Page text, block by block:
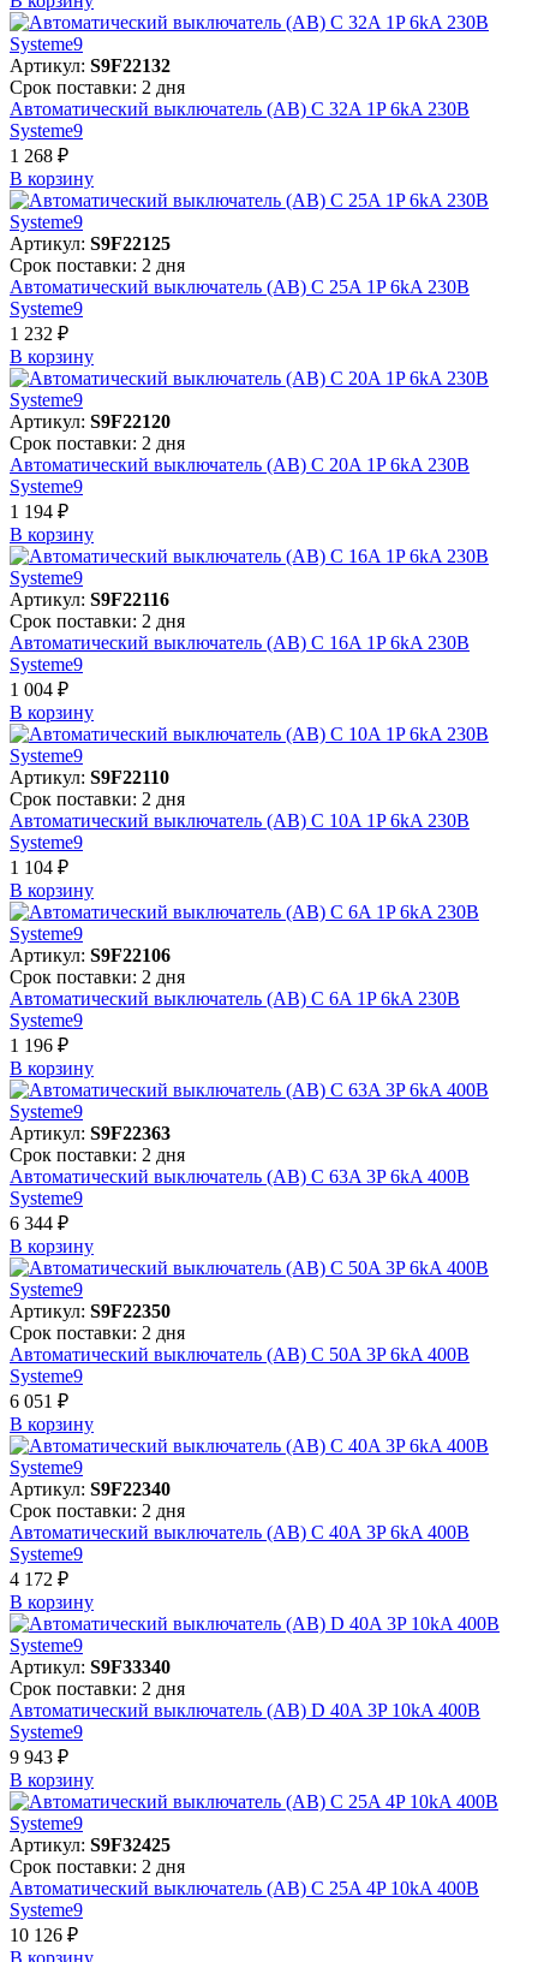
Артикул: S9F22132
Срок поставки: 2 дня
Автоматический выключатель (АВ) C 32A 1P 6kA 230В
Systeme9
1 268 ₽
В корзинy
Артикул: S9F22125
Срок поставки: 2 дня
Автоматический выключатель (АВ) C 25A 1P 6kA 230В
Systeme9
1 232 ₽
В корзинy
Артикул: S9F22120
Срок поставки: 2 дня
Автоматический выключатель (АВ) C 20A 1P 6kA 230В
Systeme9
1 194 ₽
В корзинy
Артикул: S9F22116
Срок поставки: 2 дня
Автоматический выключатель (АВ) C 16A 1P 6kA 230В
Systeme9
1 004 ₽
В корзинy
Артикул: S9F22110
Срок поставки: 2 дня
Автоматический выключатель (АВ) C 10A 1P 6kA 230В
Systeme9
1 104 ₽
В корзинy
Артикул: S9F22106
Срок поставки: 2 дня
Автоматический выключатель (АВ) C 6A 1P 6kA 230В
Systeme9
1 196 ₽
В корзинy
Артикул: S9F22363
Срок поставки: 2 дня
Автоматический выключатель (АВ) C 63A 3P 6kA 400В
Systeme9
6 344 ₽
В корзинy
Артикул: S9F22350
Срок поставки: 2 дня
Автоматический выключатель (АВ) C 50A 3P 6kA 400В
Systeme9
6 051 ₽
В корзинy
Артикул: S9F22340
Срок поставки: 2 дня
Автоматический выключатель (АВ) C 40A 3P 6kA 400В
Systeme9
4 172 ₽
В корзинy
Артикул: S9F33340
Срок поставки: 2 дня
Автоматический выключатель (АВ) D 40A 3P 10kA 400В
Systeme9
9 943 ₽
В корзинy
Артикул: S9F32425
Срок поставки: 2 дня
Автоматический выключатель (АВ) C 25A 4P 10kA 400В
Systeme9
10 126 ₽
В корзинy